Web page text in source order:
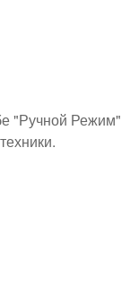
"Ручной Режим"